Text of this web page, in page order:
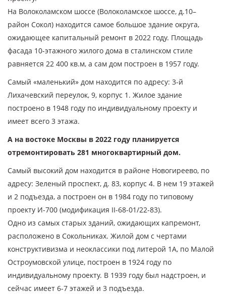
На Волоколамском шоссе (Волоколамское шоссе, д.10–
район Сокол) находится самое большое здание округа,
ожидающее капитальный ремонт в 2022 году. Площадь
фасада 10-этажного жилого дома в сталинском стиле
равняется 22 400 кв.м, а сам дом построен в 1957 году.
Самый «маленький» дом находится по адресу: 3-й
Лихачевский переулок, 9, корпус 1. Жилое здание
построено в 1948 году по индивидуальному проекту и
имеет всего 3 этажа.
А на востоке Москвы в 2022 году планируется
отремонтировать 281 многоквартирный дом.
Самый высокий дом находится в районе Новогиреево, по
адресу: Зеленый проспект, д. 83, корпус 4. В нем 19 этажей
и 2 подъезда, а построен он в 1984 году по типовому
проекту И-700 (модификация II-68-01/22-83).
Одно из самых старых зданий, ожидающих капремонт,
расположено в Сокольниках. Жилой дом с чертами
конструктивизма и неоклассики под литерой 1А, по Малой
Остроумовской улице, построен в 1924 году по
индивидуальному проекту. В 1939 году был надстроен, и
сейчас имеет 6-7 этажей и 3 подъезда.